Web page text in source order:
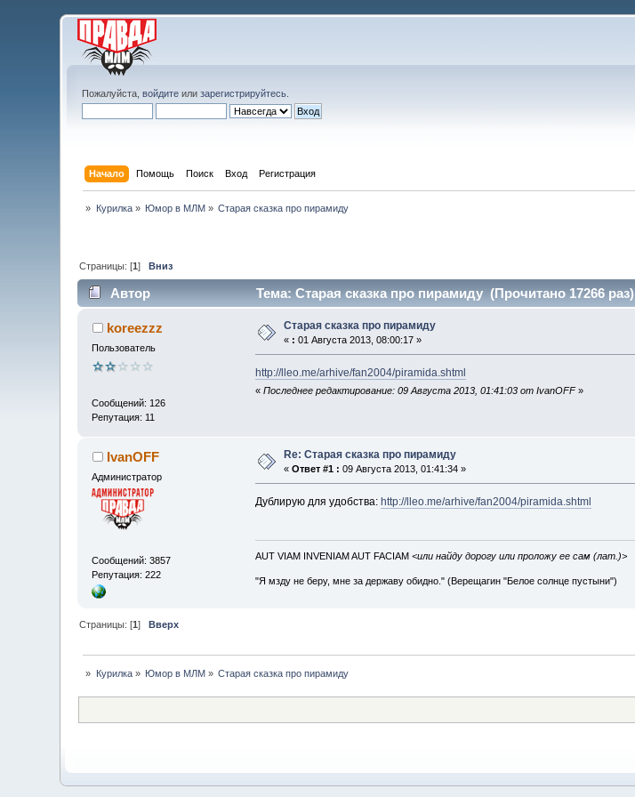
Пожалуйста,войдите илизарегистрируйтесь
Начало Помощь Поиск Вход Регистрация
» Курилка» Юмор в МЛМ » Старая сказка про пирамиду
Страницы: [1]Вниз
Автор Тема: Старая сказка про пирамиду (Прочитано 17266 раз)
koreezzz
Пользователь
Сообщений: 126
Репутация: 11
Старая сказка про пирамиду
« : 01 Августа 2013, 08:00:17 »
http://lleo.me/arhive/fan2004/piramida.shtml
« Последнее редактирование: 09 Августа 2013, 01:41:03 от IvanOFF»
IvanOFF
Администратор
Сообщений: 3857
Репутация: 222
Re: Старая сказка про пирамиду
«Ответ #1 : 09 Августа 2013, 01:41:34 »
Дублирую для удобства: http://lleo.me/arhive/fan2004/piramida.shtml
AUT VIAM INVENIAM AUT FACIAM <или найду дорогу или проложу ее сам (лат.)>
"Я мзду не беру, мне за державу обидно." (Верещагин "Белое солнце пустыни")
Страницы: [1]Вверх
» Курилка» Юмор в МЛМ » Старая сказка про пирамиду